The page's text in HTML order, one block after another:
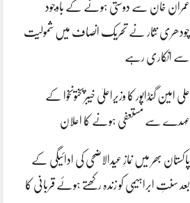
عمران خان سے دوستی ہونے کے باوجود
چودھری نثار نے تحریک انصاف میں شمولیت
سے انکاری رہے
علی امین گنڈاپور کا وزیراعلیٰ خیبرپختونخوا کے
عہدے سے مستعفی ہونے کا اعلان
پاکستان بھر میں نمازِ عیدالاضحی کی ادائیگی کے
بعد سنتِ ابراہیمی کو زندہ رکھتے ہوئے قربانی کا